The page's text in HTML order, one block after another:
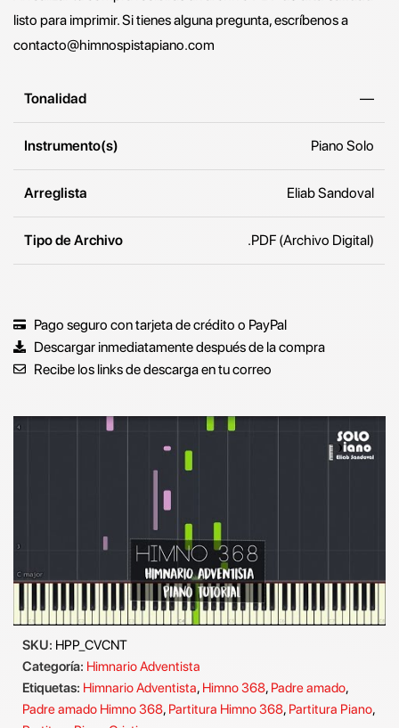
listo para imprimir. Si tienes alguna pregunta, escríbenos a
contacto@himnospistapiano.com
Tonalidad —
Instrumento(s) Piano Solo
Arreglista Eliab Sandoval
Tipo de Archivo .PDF (Archivo Digital)
Pago seguro con tarjeta de crédito o PayPal
Descargar inmediatamente después de la compra
Recibe los links de descarga en tu correo
SKU: HPP_CVCNT
Categoría: Himnario Adventista
Etiquetas: Himnario Adventista, Himno 368, Padre amado,
Padre amado Himno 368, Partitura Himno 368, Partitura Piano,